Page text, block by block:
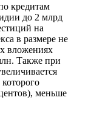
кредитам
до 2 млрд
на
в размере не
вложениях
Также при
меньше